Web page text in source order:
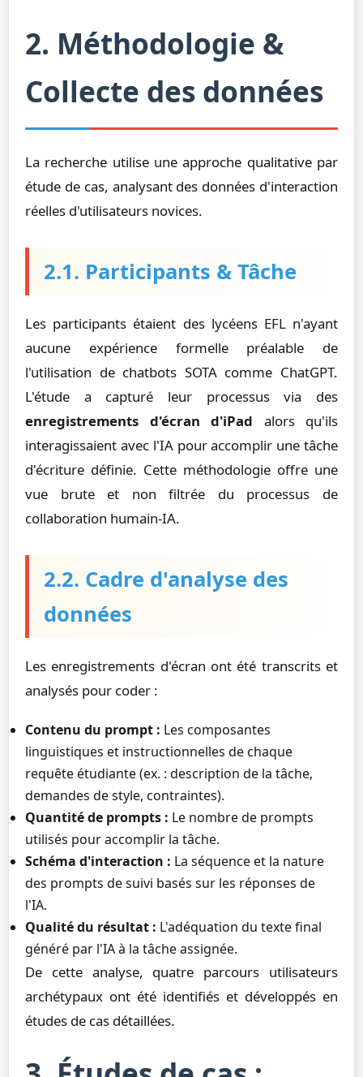
2. Méthodologie &
Collecte des données
La recherche utilise une approche qualitative par
étude de cas, analysant des données d'interaction
réelles d'utilisateurs novices.
2.1. Participants & Tâche
Les participants étaient des lycéens EFL n'ayant
aucune expérience formelle préalable de
l'utilisation de chatbots SOTA comme ChatGPT.
L'étude a capturé leur processus via des
enregistrements d'écran d'iPad alors qu'ils
interagissaient avec l'IA pour accomplir une tâche
d'écriture définie. Cette méthodologie offre une
vue brute et non filtrée du processus de
collaboration humain-IA.
2.2. Cadre d'analyse des
données
Les enregistrements d'écran ont été transcrits et
analysés pour coder :
Contenu du prompt : Les composantes
linguistiques et instructionnelles de chaque
requête étudiante (ex. : description de la tâche,
demandes de style, contraintes).
Quantité de prompts : Le nombre de prompts
utilisés pour accomplir la tâche.
Schéma d'interaction : La séquence et la nature
des prompts de suivi basés sur les réponses de
l'IA.
Qualité du résultat : L'adéquation du texte final
généré par l'IA à la tâche assignée.
De cette analyse, quatre parcours utilisateurs
archétypaux ont été identifiés et développés en
études de cas détaillées.